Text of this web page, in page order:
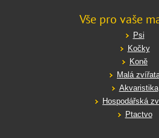
Vše pro vaše
Psi
Kočky
Koně
Malá
Akvaristika
Hospodářská
Ptactvo